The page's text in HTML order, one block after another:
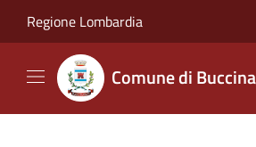
Regione Lombardia
Comune di